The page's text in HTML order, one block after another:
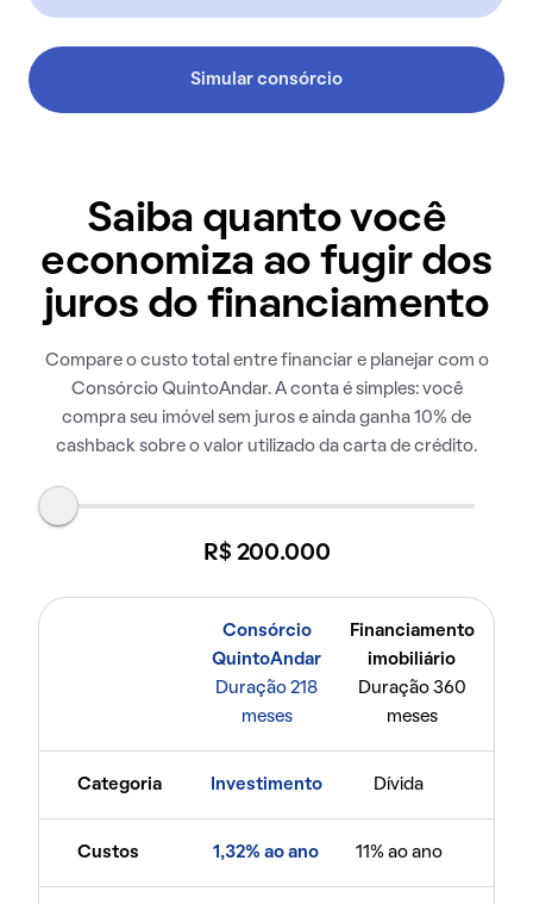
Simular consórcio
Saiba quanto você
economiza ao fugir dos
juros do financiamento
Compare o custo total entre financiar e planejar com o
Consórcio QuintoAndar. A conta é simples: você
compra seu imóvel sem juros e ainda ganha 10% de
cashback sobre o valor utilizado da carta de crédito.
R$ 200.000
Consórcio
QuintoAndar
Duração 218
meses
Financiamento
imobiliário
Duração 360
meses
Categoria Investimento Dívida
Custos 1,32% ao ano 11% ao ano